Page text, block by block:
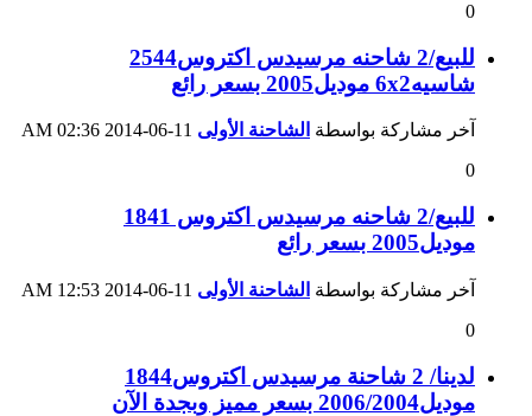
0
للبيع/2 شاحنه مرسيدس اكتروس2544
شاسيه6x2 موديل2005 بسعر رائع
آخر مشاركة بواسطة الشاحنة الأولى
02:36 AM
0
للبيع/2 شاحنه مرسيدس اكتروس 1841
موديل2005 بسعر رائع
آخر مشاركة بواسطة الشاحنة الأولى
12:53 AM
0
لدينا/ 2 شاحنة مرسيدس اكتروس1844
موديل2006/2004 بسعر مميز وبجدة الآن